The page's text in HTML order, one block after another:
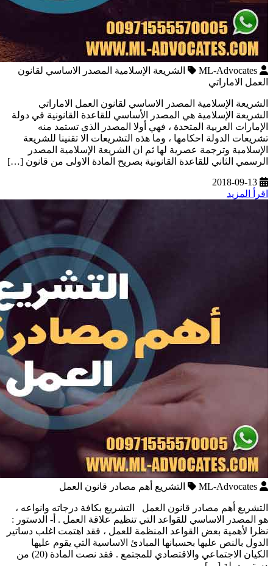
ML-Advocates
الشريعة الإسلامية المصدر الاساسي لقانون
العمل الاماراتي
الشريعة الإسلامية المصدر الاساسي لقانون العمل الاماراتي
الشريعة الإسلامية هي المصدر الأساسي للقاعدة القانونية في دولة
الإمارات العربية المتحدة ، فهي أولا المصدر الذي تستمد منه
تشريعات الدولة احكامها ، وما هذه التشريعات الا تقنينا للشريعة
الإسلامية وترجمة عصرية لها ثم ان الشريعة الإسلامية المصدر
الرسمي الثاني للقاعدة القانونية بصريح المادة الاولى من قانون […]
2018-09-13
اقرأ المزيد
ML-Advocates التشريع أهم مصادر قانون العمل
التشريع أهم مصادر قانون العمل التشريع بكافة درجاته وانواعه ،
هو المصدر الاساسي للقواعد التي تنظيم علاقة العمل . أ‌- الدستور :
نظرا لأهمية بعض القواعد المنظمة للعمل ، فقد اهتمت اغلب دساتير
الدول بالنص عليها بحسبانها المبادئ الاساسية التي يقوم عليها
الكيان الاجتماعي والاقتصادي للمجتمع . فقد نصت المادة (20) من